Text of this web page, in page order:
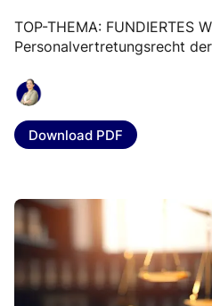
TOP-THEMA: FUNDIERTES
Personalvertretungsrecht
Download PDF